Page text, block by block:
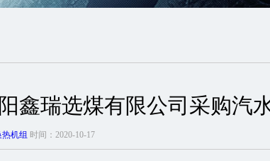
鑫瑞选煤有限公司采购汽
机组 时间：2020-10-17